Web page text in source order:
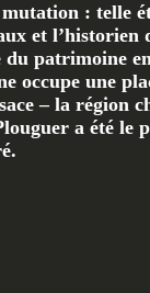
: telle
et l’historien
patrimoine
occupe une
– la région
a été le